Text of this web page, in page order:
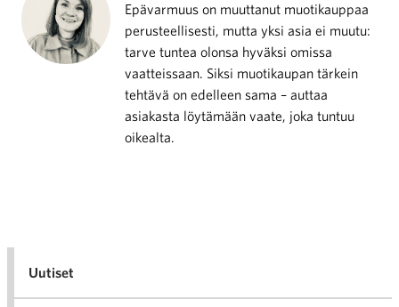
Epävarmuus on muuttanut muotikauppaa
perusteellisesti, mutta yksi asia ei muutu:
tarve tuntea olonsa hyväksi omissa
vaatteissaan. Siksi muotikaupan tärkein
tehtävä on edelleen sama – auttaa
asiakasta löytämään vaate, joka tuntuu
oikealta.
Uutiset